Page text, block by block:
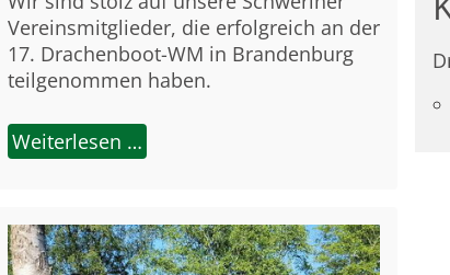
Vereinsmitglieder, die erfolgreich an der
17. Drachenboot-WM in Brandenburg
teilgenommen haben.
Weiterlesen …